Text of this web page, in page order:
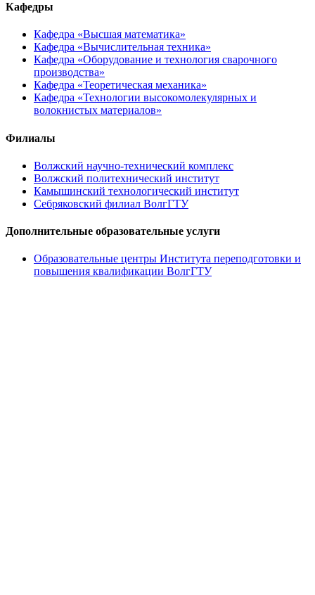
Кафедры
Кафедра «Высшая математика»
Кафедра «Вычислительная техника»
Кафедра «Оборудование и технология сварочного
производства»
Кафедра «Теоретическая механика»
Кафедра «Технологии высокомолекулярных и
волокнистых материалов»
Филиалы
Волжский научно-технический комплекс
Волжский политехнический институт
Камышинский технологический институт
Себряковский филиал ВолгГТУ
Дополнительные образовательные услуги
Образовательные центры Института переподготовки и
повышения квалификации ВолгГТУ